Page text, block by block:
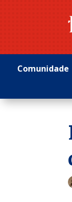
Comunidade